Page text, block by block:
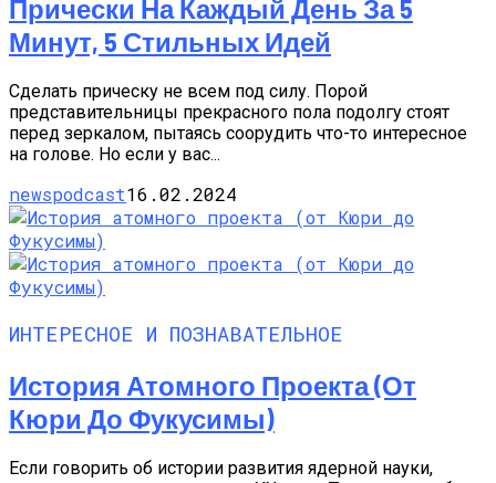
Прически На Каждый День За 5
Минут, 5 Стильных Идей
Сделать прическу не всем под силу. Порой
представительницы прекрасного пола подолгу стоят
перед зеркалом, пытаясь соорудить что-то интересное
на голове. Но если у вас...
newspodcast16.02.2024
ИНТЕРЕСНОЕ И ПОЗНАВАТЕЛЬНОЕ
История Атомного Проекта (от
Кюри До Фукусимы)
Если говорить об истории развития ядерной науки,